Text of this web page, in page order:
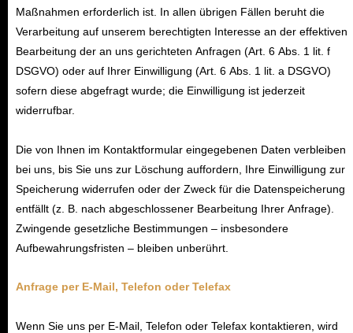
Maßnahmen erforderlich ist. In allen übrigen Fällen beruht die
Verarbeitung auf unserem berechtigten Interesse an der effektiven
Bearbeitung der an uns gerichteten Anfragen (Art. 6 Abs. 1 lit. f
DSGVO) oder auf Ihrer Einwilligung (Art. 6 Abs. 1 lit. a DSGVO)
sofern diese abgefragt wurde; die Einwilligung ist jederzeit
widerrufbar.
Die von Ihnen im Kontaktformular eingegebenen Daten verbleiben
bei uns, bis Sie uns zur Löschung auffordern, Ihre Einwilligung zur
Speicherung widerrufen oder der Zweck für die Datenspeicherung
entfällt (z. B. nach abgeschlossener Bearbeitung Ihrer Anfrage).
Zwingende gesetzliche Bestimmungen – insbesondere
Aufbewahrungsfristen – bleiben unberührt.
Anfrage per E-Mail, Telefon oder Telefax
Wenn Sie uns per E-Mail, Telefon oder Telefax kontaktieren, wird